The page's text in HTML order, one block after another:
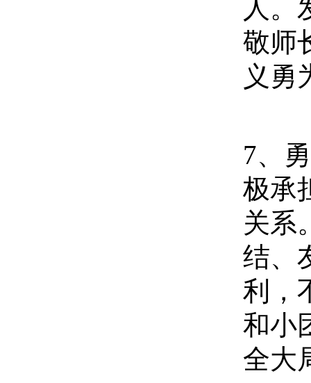
人。
敬师
义勇
7、
极承
关系
结、
利，
和小
全大